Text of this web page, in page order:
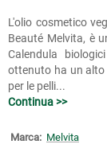
L'olio cosmetico
Beauté Melvita, è
Calendula
ottenuto ha un alto
per le pelli...
Continua >>
Marca: Melvita